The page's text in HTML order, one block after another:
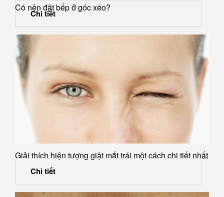
Có nên đặt bếp ở góc xéo?
Chi tiết
Giải thích hiện tượng giật mắt trái một cách chi tiết nhất
Chi tiết